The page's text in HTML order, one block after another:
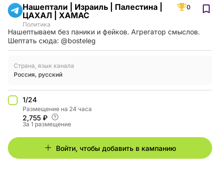
Нашептали | Израиль | Палестина |
ЦАХАЛ | ХАМАС
0
Политика
Нашептываем без паники и фейков. Агрегатор смыслов.
Шептать сюда: @bosteleg
Страна, язык канала
Россия, русский
1/24
Размещение на 24 часа
2,755 ₽
За 1 размещение
Войти, чтобы добавить в кампанию